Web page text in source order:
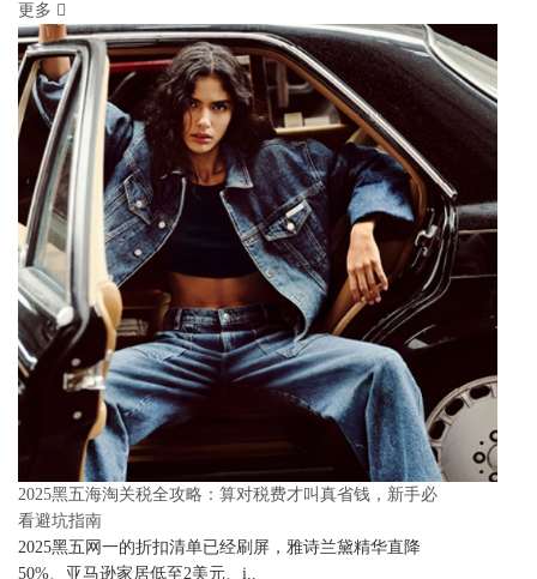
更多
2025黑五海淘关税全攻略：算对税费才叫真省钱，新手必
看避坑指南
2025黑五网一的折扣清单已经刷屏，雅诗兰黛精华直降
50%、亚马逊家居低至2美元、i..